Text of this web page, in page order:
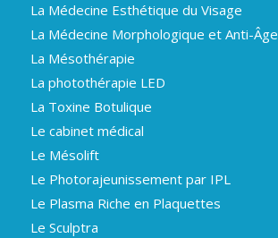
La Médecine Esthétique du Visage
La Médecine Morphologique et Anti-Âge
La Mésothérapie
La photothérapie LED
La Toxine Botulique
Le cabinet médical
Le Mésolift
Le Photorajeunissement par IPL
Le Plasma Riche en Plaquettes
Le Sculptra